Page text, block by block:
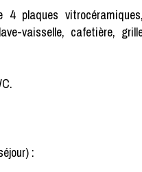
4 plaques
vaisselle, cafetière,
: